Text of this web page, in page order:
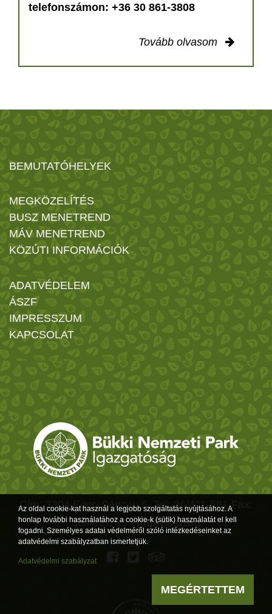
telefonszámon: +36 30 861-3808
Tovább olvasom
BEMUTATÓHELYEK
MEGKÖZELÍTÉS
BUSZ MENETREND
MÁV MENETREND
KÖZÚTI INFORMÁCIÓK
ADATVÉDELEM
ÁSZF
IMPRESSZUM
KAPCSOLAT
Cím: 3304 Eger, Sánc u. 6. Tel: 36/411-581 Fax:
36/412-791 -Impresszum
Az oldal cookie-kat használ a legjobb szolgáltatás nyújtásához. A
honlap további használatához a cookie-k (sütik) használatát el kell
fogadni. Személyes adatai védelméről szóló intézkedéseinket az
adatvédelmi szabályzatban ismertetjük.
Adatvédelmi szabályzat
MEGÉRTETTEM